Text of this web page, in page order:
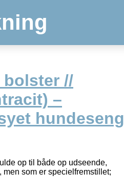
//
–
hundeseng
op til både op udseende,
som er specielfremstillet;